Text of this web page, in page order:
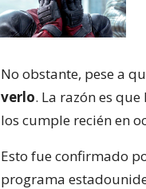
No obstante, pese a
verlo. La razón es
los cumple recién en
Esto fue confirmado
programa